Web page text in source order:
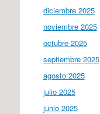
diciembre 2025
noviembre 2025
octubre 2025
septiembre 2025
agosto 2025
julio 2025
junio 2025